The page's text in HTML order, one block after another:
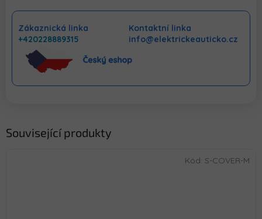
Zákaznická linka
+420228889315
Kontaktní linka
info@elektrickeauticko.cz
Související produkty
Kód: S-COVER-M